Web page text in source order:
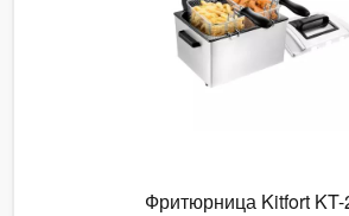
Фритюрница Kitfort